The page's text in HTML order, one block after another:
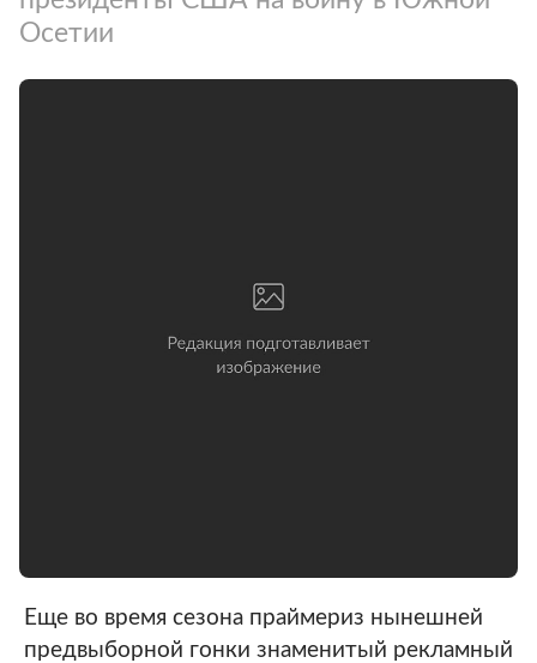
Осетии
Еще во время сезона праймериз нынешней
предвыборной гонки знаменитый рекламный